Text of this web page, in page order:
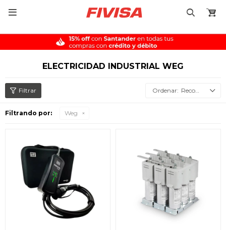

ELECTRICIDAD INDUSTRIAL WEG
Recomendados
Filtrando por: Weg